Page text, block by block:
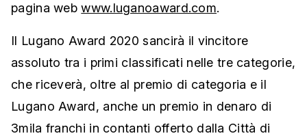
pagina webwww.luganoaward.com.
Il Lugano Award 2020 sancirà il vincitore
assoluto tra i primi classificati nelle tre categorie,
che riceverà, oltre al premio di categoria e il
Lugano Award, anche un premio in denaro di
3mila franchi in contanti offerto dalla Città di